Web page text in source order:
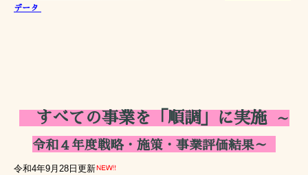
データ
すべての事業を「順調」に実施
～
令和４年度戦略・施策・事業評価結果～
令和4年9月28日更新